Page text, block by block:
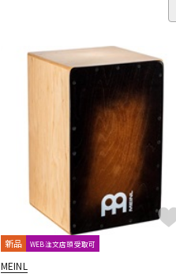
管楽器 そ
レ
グ
新品 WEB注文店頭受取可
MEINL